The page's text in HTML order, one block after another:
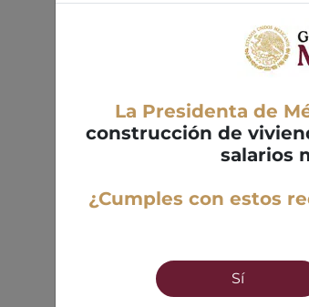
La Presidenta de
construcción de
salarios
¿Cumples con estos
Sí